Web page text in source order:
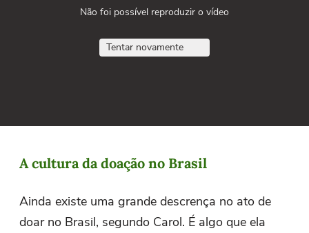
Não foi possível reproduzir o vídeo
Tentar novamente
A cultura da doação no Brasil
Ainda existe uma grande descrença no ato de
doar no Brasil, segundo Carol. É algo que ela